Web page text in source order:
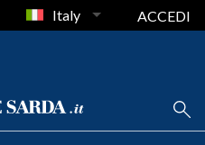
Italy ACCEDI